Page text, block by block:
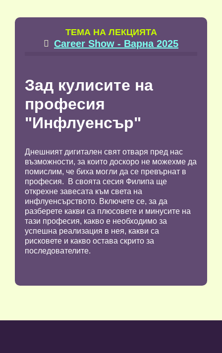
TЕМА НА ЛЕКЦИЯТА
 Career Show - Варна 2025
Зад кулисите на
професия
"Инфлуенсър"
Днешният дигитален свят отваря пред нас
възможности, за които доскоро не можехме да
помислим, че биха могли да се превърнат в
професия. В своята сесия Филипа ще
открехне завесата към света на
инфлуенсърството. Включете се, за да
разберете какви са плюсовете и минусите на
тази професия, какво е необходимо за
успешна реализация в нея, какви са
рисковете и какво остава скрито за
последователите.